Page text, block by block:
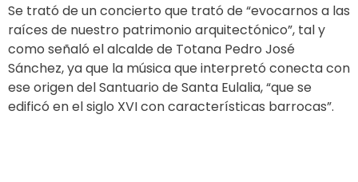
Se trató de un concierto que trató de “evocarnos a las
raíces de nuestro patrimonio arquitectónico”, tal y
como señaló el alcalde de Totana Pedro José
Sánchez, ya que la música que interpretó conecta con
ese origen del Santuario de Santa Eulalia, “que se
edificó en el siglo XVI con características barrocas”.